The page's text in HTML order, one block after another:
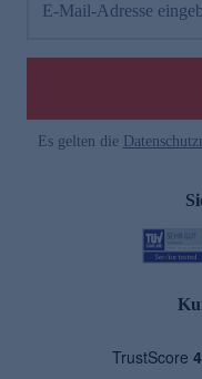
E-Mail-Adresse
Es gelten die